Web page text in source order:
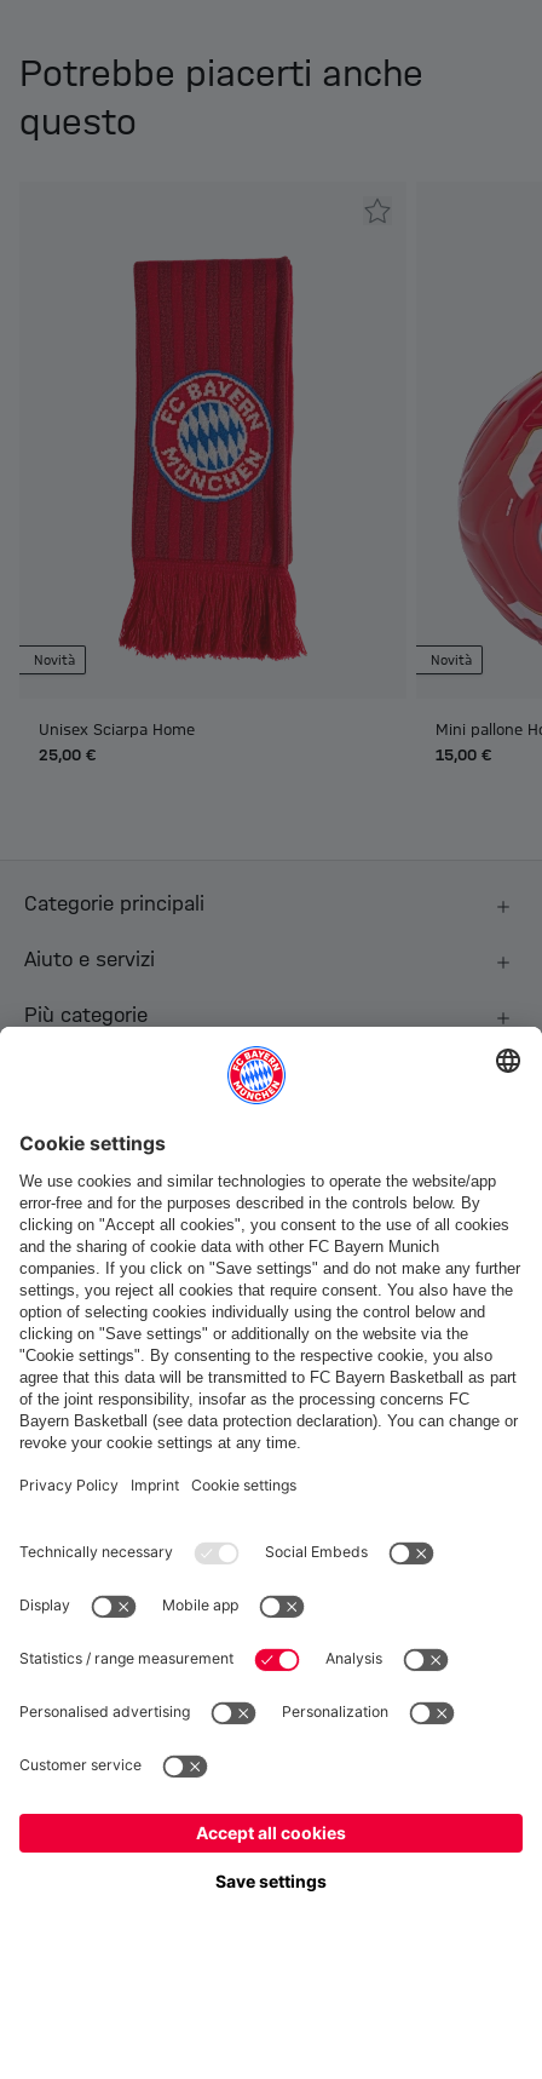
Potrebbe piacerti anche
questo
Novità
Unisex Sciarpa Home
25,00 €
Novità
Mini pallone
15,00 €
Categorie principali
Aiuto e servizi
Più categorie
Pagamento e consegna
FC Bayern Store App
RECESSO
Privacy
Impostazioni dei cookie
*Prezzi IVA inclusa e spese di spedizione escluse
© FC Bayern München AG
FC Bayern München AG, Säbener Str. 51-57, 81547 Monaco
Italianoper consegnare lì!
Globaleper consegnare lì!